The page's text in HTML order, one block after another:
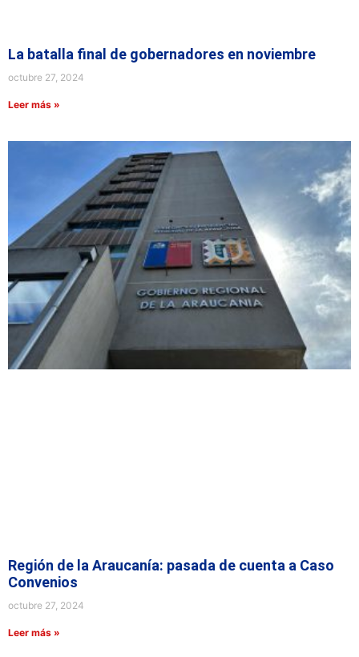
La batalla final de gobernadores en noviembre
octubre 27, 2024
Leer más »
Región de la Araucanía: pasada de cuenta a Caso
Convenios
octubre 27, 2024
Leer más »